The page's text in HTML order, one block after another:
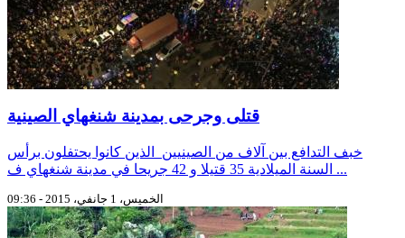
قتلى وجرحى بمدينة شنغهاي الصينية
خبف التدافع بين آلاف من الصينيين الذين كانوا يحتفلون برأس
السنة الميلادية 35 قتيلا و 42 جريحا في مدينة شنغهاي ف ...
الخميس، 1 جانفي، 2015 - 09:36